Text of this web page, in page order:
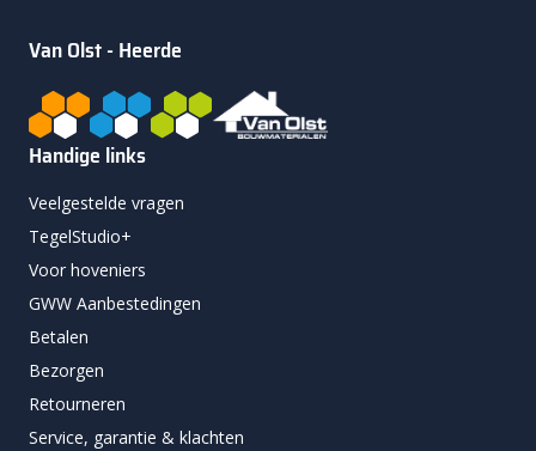
Van Olst - Heerde
Handige links
Veelgestelde vragen
TegelStudio+
Voor hoveniers
GWW Aanbestedingen
Betalen
Bezorgen
Retourneren
Service, garantie & klachten